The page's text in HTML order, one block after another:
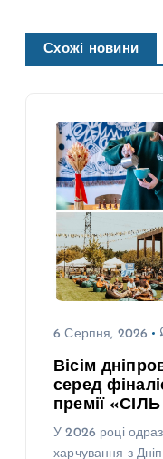
Схожі новини
6 Серпня, 2026
Вісім
серед
премії
У 2026 році
харчування з